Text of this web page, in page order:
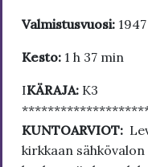
Valmistusvuosi: 1947
Kesto: 1 h 37 min
IKÄRAJA: K3
KUNTOARVIOT:
kirkkaan